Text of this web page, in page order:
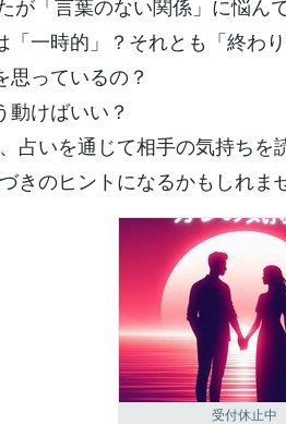
「一時的」？それとも「終わ
思っているの？
動けばいい？
占いを通じて相手の気持ちを
きのヒントになるかもしれま
受付休止中